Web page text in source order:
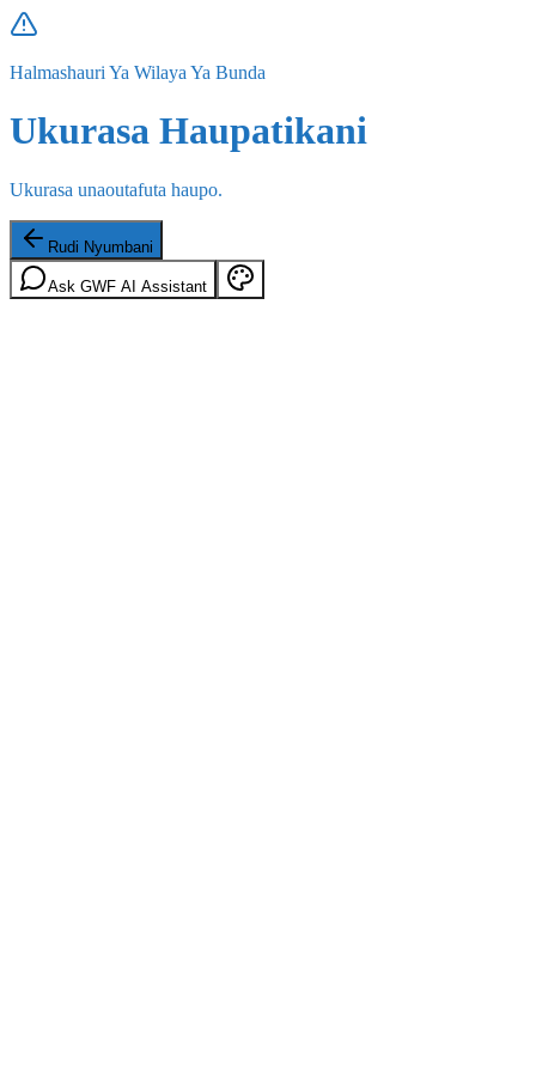
Halmashauri Ya Wilaya Ya Bunda
Ukurasa Haupatikani
Ukurasa unaoutafuta haupo.
Rudi Nyumbani
Ask GWF AI Assistant